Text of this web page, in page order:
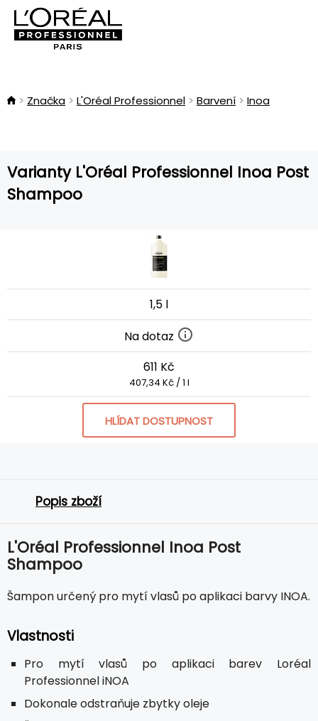
Značka L'Oréal Professionnel Barvení Inoa
Varianty L'Oréal Professionnel Inoa Post
Shampoo
1,5 l
Na dotaz
611 Kč
407,34 Kč / 1 l
HLÍDAT DOSTUPNOST
Popis zboží
L'Oréal Professionnel Inoa Post
Shampoo
Šampon určený pro mytí vlasů po aplikaci barvy INOA.
Vlastnosti
Pro mytí vlasů po aplikaci barev Loréal
Professionnel iNOA
Dokonale odstraňuje zbytky oleje